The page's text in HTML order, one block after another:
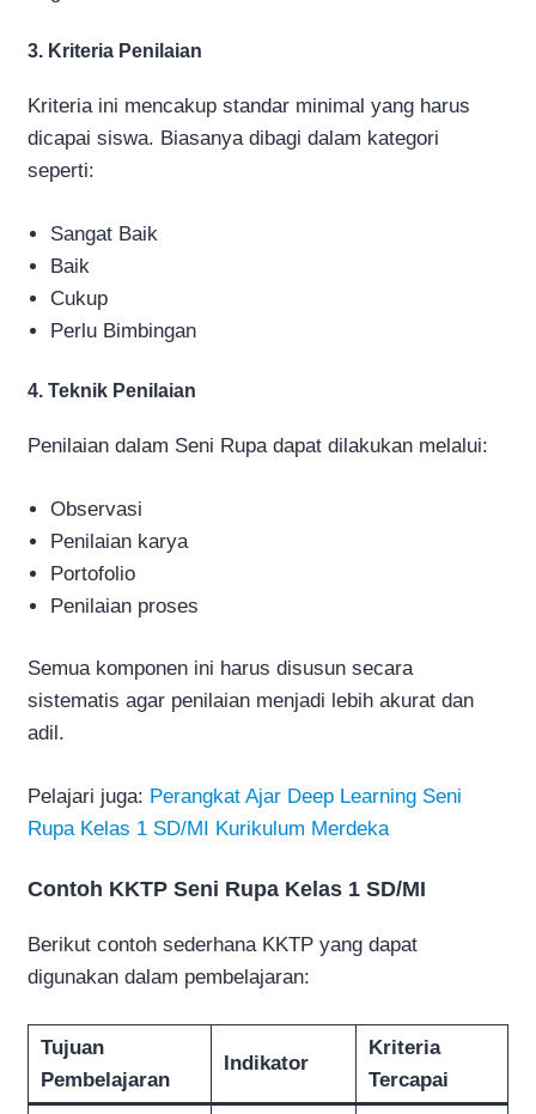
3. Kriteria Penilaian
Kriteria ini mencakup standar minimal yang harus
dicapai siswa. Biasanya dibagi dalam kategori
seperti:
Sangat Baik
Baik
Cukup
Perlu Bimbingan
4. Teknik Penilaian
Penilaian dalam Seni Rupa dapat dilakukan melalui:
Observasi
Penilaian karya
Portofolio
Penilaian proses
Semua komponen ini harus disusun secara
sistematis agar penilaian menjadi lebih akurat dan
adil.
Pelajari juga: Perangkat Ajar Deep Learning Seni
Rupa Kelas 1 SD/MI Kurikulum Merdeka
Contoh KKTP Seni Rupa Kelas 1 SD/MI
Berikut contoh sederhana KKTP yang dapat
digunakan dalam pembelajaran:
Tujuan
Pembelajaran
Indikator
Kriteria
Tercapai